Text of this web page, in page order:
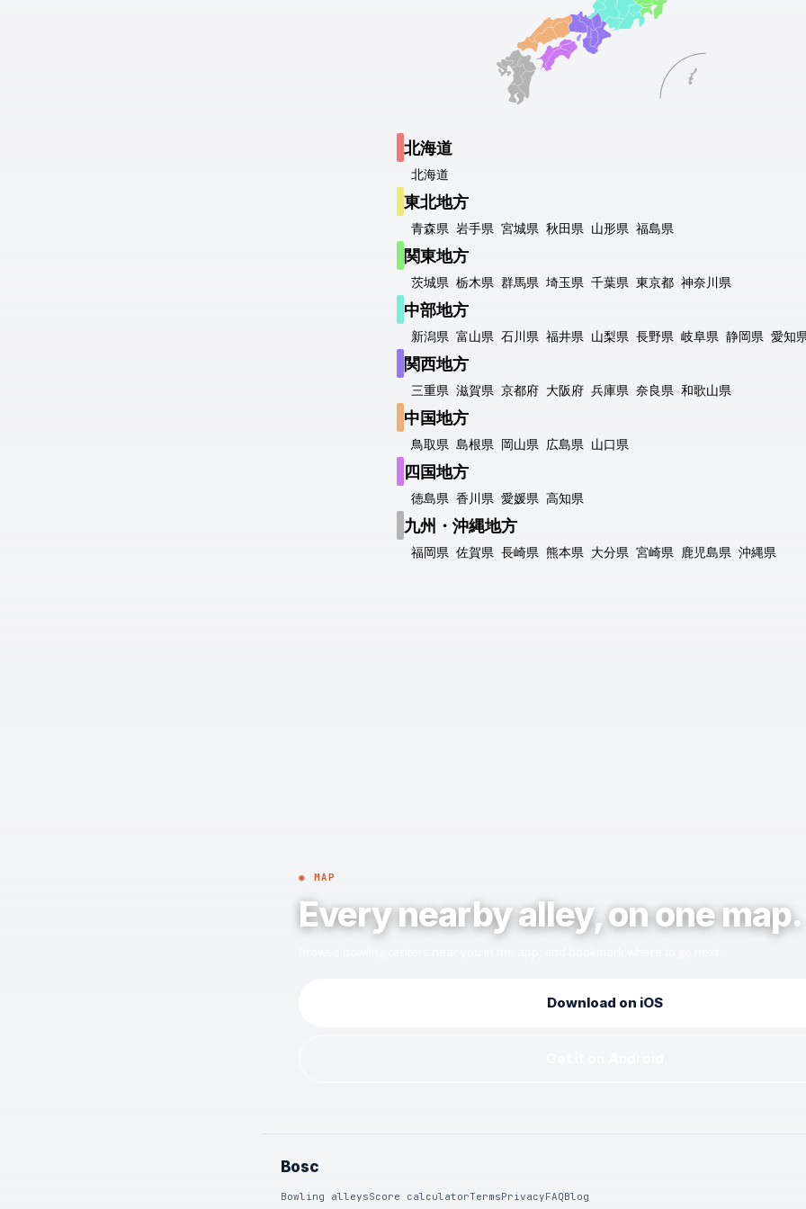
北海道
北海道
東北地方
青森県 岩手県 宮城県 秋田県 山形県 福島県
関東地方
茨城県 栃木県 群馬県 埼玉県 千葉県 東京都 神奈川県
中部地方
新潟県 富山県 石川県 福井県 山梨県 長野県 岐阜県 静岡県 愛知
関西地方
三重県 滋賀県 京都府 大阪府 兵庫県 奈良県 和歌山県
中国地方
鳥取県 島根県 岡山県 広島県 山口県
四国地方
徳島県 香川県 愛媛県 高知県
九州・沖縄地方
福岡県 佐賀県 長崎県 熊本県 大分県 宮崎県 鹿児島県 沖縄県
◉ MAP
Every nearby alley, on one map.
Download on iOS
Bosc
Bowling alleysScore calculatorTermsPrivacyFAQBlog